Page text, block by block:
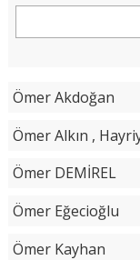
Ömer Akdoğan
Ömer Alkın ,
Ömer DEMİREL
Ömer Eğecioğlu
Ömer Kayhan